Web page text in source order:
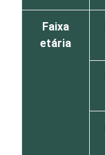
Faixa
etária